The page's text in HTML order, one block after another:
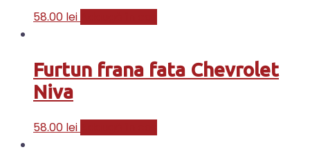
58.00 lei
Furtun frana fata Chevrolet
Niva
58.00 lei